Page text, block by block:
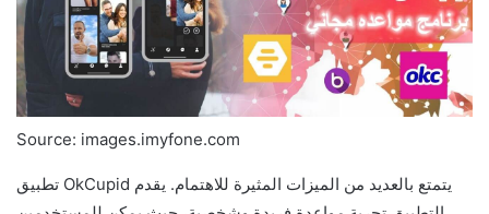
Source: images.imyfone.com
تطبيق OkCupid يتمتع بالعديد من الميزات المثيرة للاهتمام. يقدم